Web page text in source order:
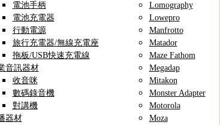
電池手柄
電池充電器
行動電源
旅行充電器/無線充電座
拖板/USB快速充電線
音訊器材
收音咪
數碼錄音機
對講機
器材
Lomography
Lowepro
Manfrotto
Matador
Maze Fathom
Megadap
Mitakon
Monster Adapter
Motorola
Moza